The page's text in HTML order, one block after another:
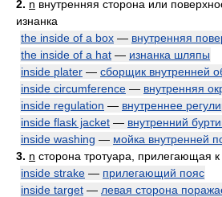
2. n внутренняя сторона или
изнанка
the inside of a box — внутренняя
the inside of a hat — изнанка шляпы
inside plater — сборщик внутренней
inside circumference — внутренняя
inside regulation — внутреннее
inside flask jacket — внутренний
inside washing — мойка внутренней
3. n сторона тротуара, прилегающая
inside strake — прилегающий пояс
inside target — левая сторона